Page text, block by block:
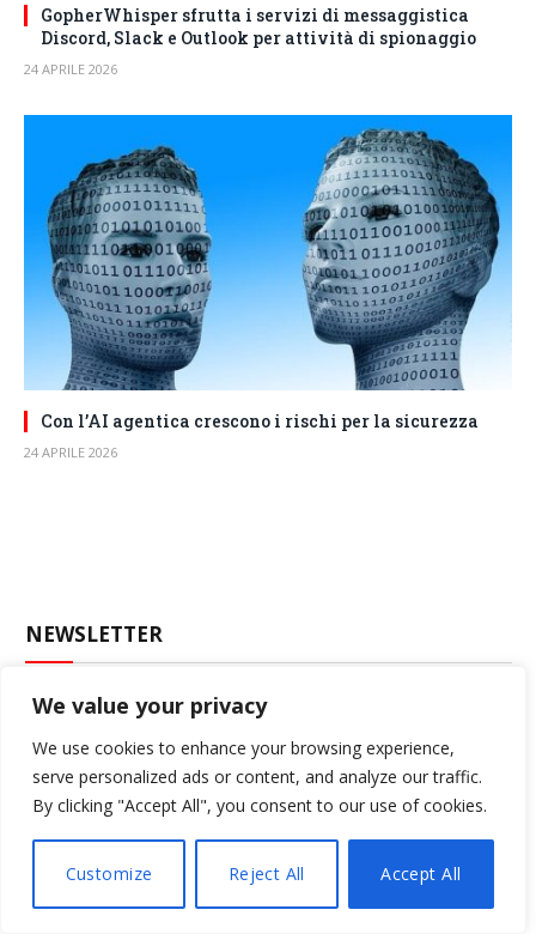
We value your privacy
We use cookies to enhance your browsing experience,
serve personalized ads or content, and analyze our traffic.
By clicking "Accept All", you consent to our use of cookies.
Customize Reject All Accept All
GopherWhisper sfrutta i servizi di messaggistica
Discord, Slack e Outlook per attività di spionaggio
24 APRILE 2026
Con l’AI agentica crescono i rischi per la sicurezza
24 APRILE 2026
NEWSLETTER
Iscriviti alla Newsletter per ricevere gli aggiornamenti dai
portali di BitMAT Edizioni.
BITMATV – I VIDEO DI BITMAT